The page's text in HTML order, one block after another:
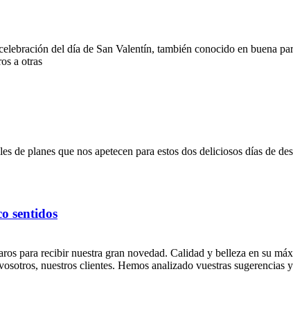
del día de San Valentín, también conocido en buena
a otras
planes que nos apetecen para estos dos deliciosos días de
sentidos
para recibir nuestra gran novedad. Calidad y belleza en su
nuestros clientes. Hemos analizado vuestras sugerencias